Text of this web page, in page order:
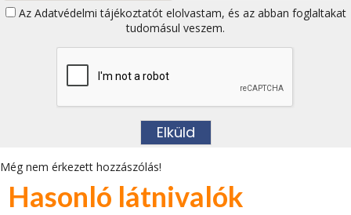
Az Adatvédelmi tájékoztatótelolvastam, és az abban foglaltakat
tudomásul veszem.
Még nem érkezett hozzászólás!
Hasonló látnivalók